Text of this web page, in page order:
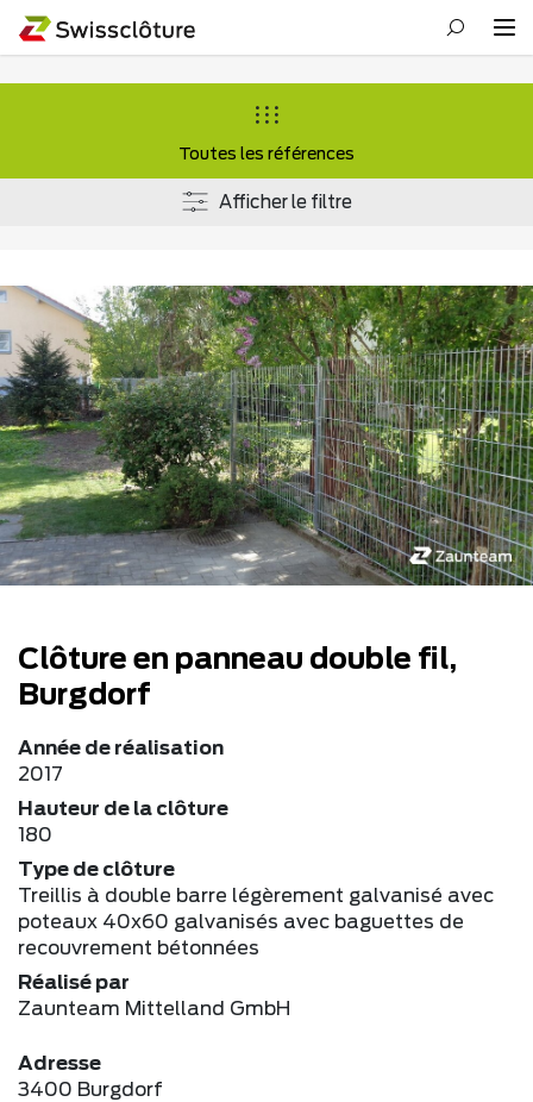
Toutes les références
Afficher le filtre
Clôture en panneau double fil,
Burgdorf
Année de réalisation
2017
Hauteur de la clôture
180
Type de clôture
Treillis à double barre légèrement galvanisé avec
poteaux 40x60 galvanisés avec baguettes de
recouvrement bétonnées
Réalisé par
Zaunteam Mittelland GmbH
Adresse
3400 Burgdorf